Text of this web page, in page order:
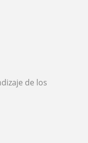
de los